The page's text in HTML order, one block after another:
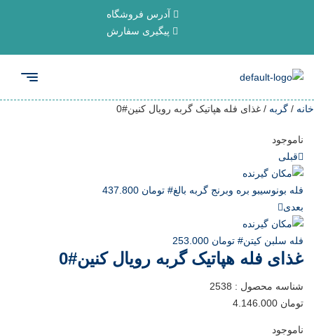
آدرس فروشگاه
پیگیری سفارش
خانه / گربه / غذای فله هپاتیک گربه رویال کنین#0
ناموجود
قبلی
فله بونوسیبو بره وبرنج گربه بالغ# تومان
بعدی
فله سلبن کیتن# تومان
غذای فله هپاتیک گربه رویال کنین#0
شناسه محصول : 2538
تومان
ناموجود